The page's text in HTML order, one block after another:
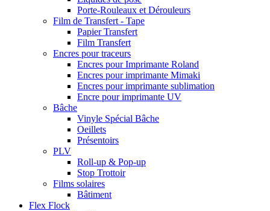
Porte-Rouleaux et Dérouleurs
Film de Transfert - Tape
Papier Transfert
Film Transfert
Encres pour traceurs
Encres pour Imprimante Roland
Encres pour imprimante Mimaki
Encres pour imprimante sublimation
Encre pour imprimante UV
Bâche
Vinyle Spécial Bâche
Oeillets
Présentoirs
PLV
Roll-up & Pop-up
Stop Trottoir
Films solaires
Bâtiment
Flex Flock